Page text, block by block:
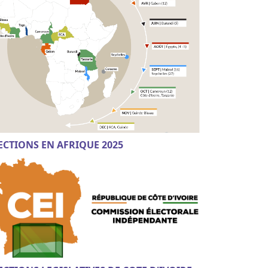
EN AFRIQUE 2025